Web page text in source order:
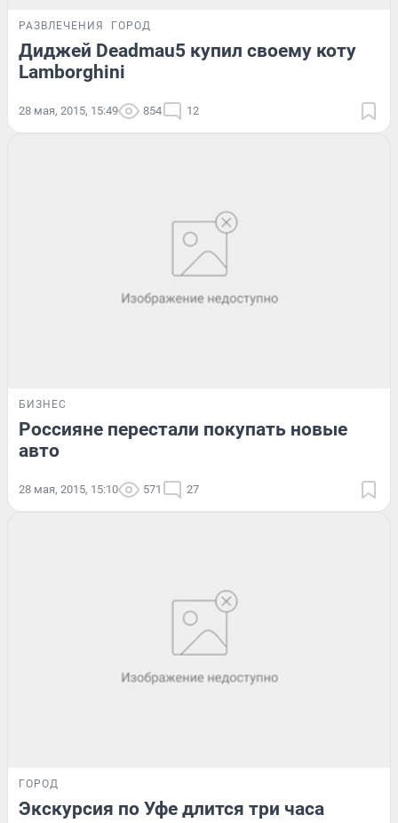
РАЗВЛЕЧЕНИЯ ГОРОД
Диджей Deadmau5 купил своему коту
Lamborghini
28 мая, 2015, 15:49 854 12
БИЗНЕС
Россияне перестали покупать новые
авто
28 мая, 2015, 15:10 571 27
ГОРОД
Экскурсия по Уфе длится три часа